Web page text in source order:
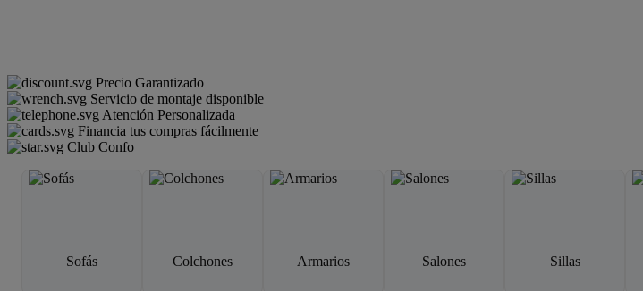
Precio Garantizado
Servicio de montaje disponible
Atención Personalizada
Financia tus compras fácilmente
Club Confo
Sofás Colchones Armarios Salones Sillas